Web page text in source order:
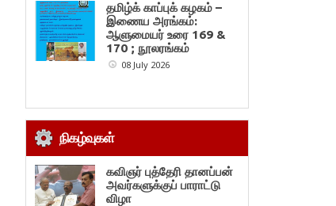
தமிழ்க் காப்புக் கழகம் –
இணைய அரங்கம்:
ஆளுமையர் உரை 169 &
170 ; நூலரங்கம்
08 July 2026
நிகழ்வுகள்
கவிஞர் புத்தேரி தானப்பன்
அவர்களுக்குப் பாராட்டு
விழா